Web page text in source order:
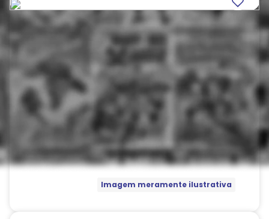
Imagem meramente ilustrativa